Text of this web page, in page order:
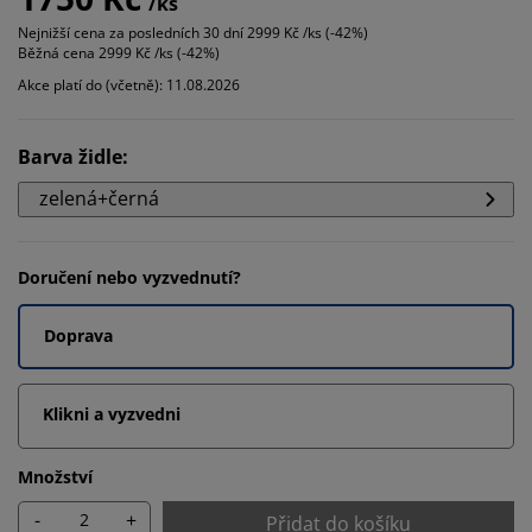
Nejnižší cena za posledních 30 dní2999 Kč /ks (-42%)
Běžná cena 2999 Kč /ks (-42%)
Akce platí do (včetně): 11.08.2026
Barva židle:
zelená+černá
Doručení nebo vyzvednutí?
Doprava
Klikni a vyzvedni
Množství
- + Přidat do košíku